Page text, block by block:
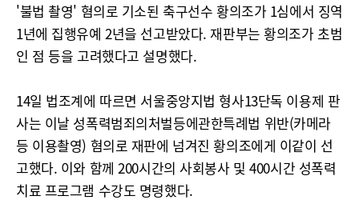
'불법 촬영' 혐의로 기소된 축구선수 황의조가 1심에서 징역
1년에 집행유예 2년을 선고받았다. 재판부는 황의조가 초범
인 점 등을 고려했다고 설명했다.
14일 법조계에 따르면 서울중앙지법 형사13단독 이용제 판
사는 이날 성폭력범죄의처벌등에관한특례법 위반(카메라
등 이용촬영) 혐의로 재판에 넘겨진 황의조에게 이같이 선
고했다. 이와 함께 200시간의 사회봉사 및 400시간 성폭력
치료 프로그램 수강도 명령했다.